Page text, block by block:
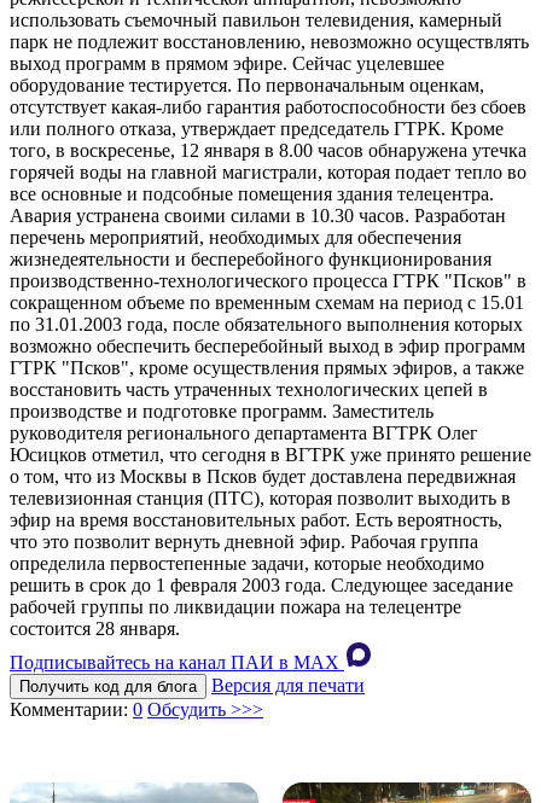
использовать съемочный павильон телевидения, камерный
парк не подлежит восстановлению, невозможно осуществлять
выход программ в прямом эфире. Сейчас уцелевшее
оборудование тестируется. По первоначальным оценкам,
отсутствует какая-либо гарантия работоспособности без сбоев
или полного отказа, утверждает председатель ГТРК. Кроме
того, в воскресенье, 12 января в 8.00 часов обнаружена утечка
горячей воды на главной магистрали, которая подает тепло во
все основные и подсобные помещения здания телецентра.
Авария устранена своими силами в 10.30 часов. Разработан
перечень мероприятий, необходимых для обеспечения
жизнедеятельности и бесперебойного функционирования
производственно-технологического процесса ГТРК "Псков" в
сокращенном объеме по временным схемам на период с 15.01
по 31.01.2003 года, после обязательного выполнения которых
возможно обеспечить бесперебойный выход в эфир программ
ГТРК "Псков", кроме осуществления прямых эфиров, а также
восстановить часть утраченных технологических цепей в
производстве и подготовке программ. Заместитель
руководителя регионального департамента ВГТРК Олег
Юсицков отметил, что сегодня в ВГТРК уже принято решение
о том, что из Москвы в Псков будет доставлена передвижная
телевизионная станция (ПТС), которая позволит выходить в
эфир на время восстановительных работ. Есть вероятность,
что это позволит вернуть дневной эфир. Рабочая группа
определила первостепенные задачи, которые необходимо
решить в срок до 1 февраля 2003 года. Следующее заседание
рабочей группы по ликвидации пожара на телецентре
состоится 28 января.
Подписывайтесь на канал ПАИ в MAХ
Получить код для блога
Версия для печати
Комментарии: 0 Обсудить >>>